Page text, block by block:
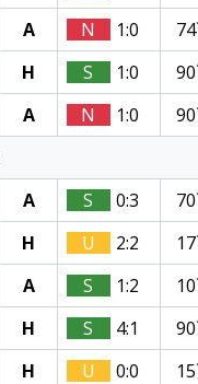
A N 1:0
H S 1:0
A N 1:0
A S 0:3
H U 2:2
A S 1:2
H S 4:1
H U 0:0